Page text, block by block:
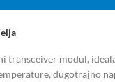
transceiver modul,
dugotrajno